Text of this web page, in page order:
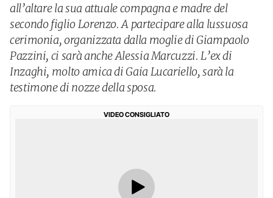
all’altare la sua attuale compagna e madre del
secondo figlio Lorenzo. A partecipare alla lussuosa
cerimonia, organizzata dalla moglie di Giampaolo
Pazzini, ci sarà anche Alessia Marcuzzi. L’ex di
Inzaghi, molto amica di Gaia Lucariello, sarà la
testimone di nozze della sposa.
VIDEO CONSIGLIATO